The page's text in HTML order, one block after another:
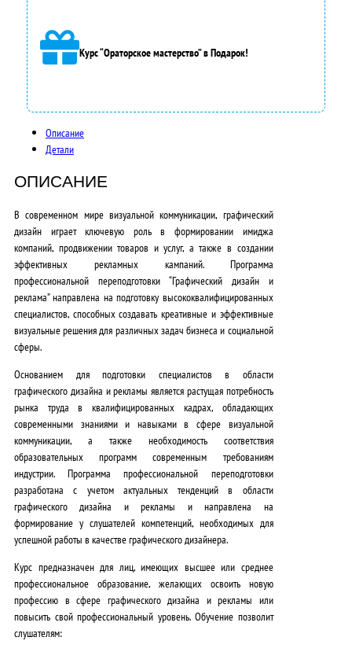
а
3
5
0
0
0
,
0
0
₽
.
Курс “Ораторское мастерство” в Подарок!
Описание
Детали
ОПИСАНИЕ
В современном мире визуальной коммуникации, графический
дизайн играет ключевую роль в формировании имиджа
компаний, продвижении товаров и услуг, а также в создании
эффективных рекламных кампаний. Программа
профессиональной переподготовки “Графический дизайн и
реклама” направлена на подготовку высококвалифицированных
специалистов, способных создавать креативные и эффективные
визуальные решения для различных задач бизнеса и социальной
сферы.
Основанием для подготовки специалистов в области
графического дизайна и рекламы является растущая потребность
рынка труда в квалифицированных кадрах, обладающих
современными знаниями и навыками в сфере визуальной
коммуникации, а также необходимость соответствия
образовательных программ современным требованиям
индустрии. Программа профессиональной переподготовки
разработана с учетом актуальных тенденций в области
графического дизайна и рекламы и направлена на
формирование у слушателей компетенций, необходимых для
успешной работы в качестве графического дизайнера.
Курс предназначен для лиц, имеющих высшее или среднее
профессиональное образование, желающих освоить новую
профессию в сфере графического дизайна и рекламы или
повысить свой профессиональный уровень. Обучение позволит
слушателям: